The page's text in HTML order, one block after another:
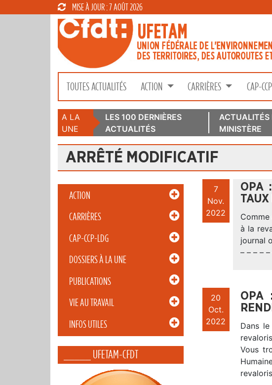
MISE À JOUR : 7 AOÛT 2026
TOUTES ACTUALITÉS ACTION CARRIÈRES CAP-
A LA
UNE
LES 100 DERNIÈRES
ACTUALITÉS
ACTUALITÉS
MINISTÈRE
ARRÊTÉ MODIFICATIF
ACTION
CARRIÈRES
CAP-CCP-LDG
DOSSIERS À LA UNE
PUBLICATIONS
VIE AU TRAVAIL
INFOS UTILES
_____ UFETAM-CFDT
7
Nov.
2022
OPA
TAUX
à la
journal
– – – –
20
Oct.
2022
OPA
Dans
Vous